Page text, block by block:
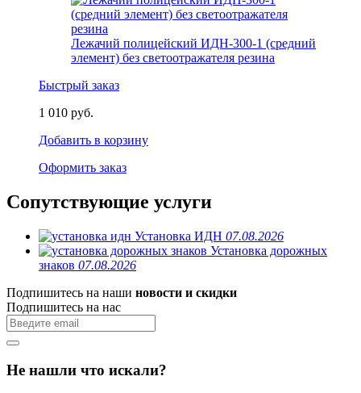
Лежачий полицейский ИДН-300-1 (средний
элемент) без светоотражателя резина
Быстрый заказ
1 010 руб.
Добавить в корзину
Оформить заказ
Сопутствующие услуги
Установка ИДН 07.08.2026
Установка дорожных
знаков 07.08.2026
Подпишитесь на наши новости и скидки
Подпишитесь на нас
Не нашли что искали?